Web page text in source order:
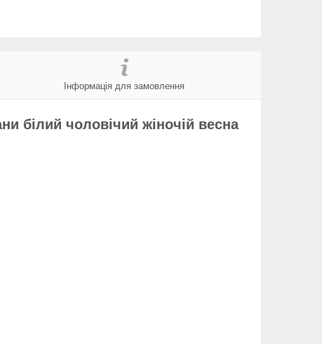
Інформація для замовлення
білий чоловічий жіночій весна